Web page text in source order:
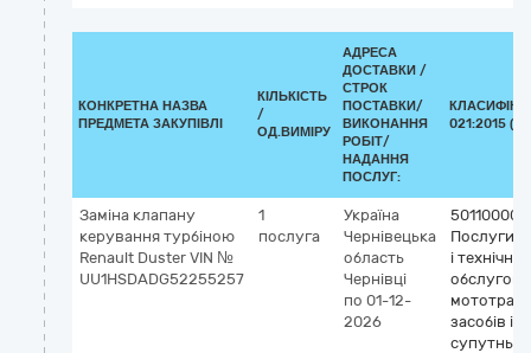
КОНКРЕТНА НАЗВА
ПРЕДМЕТА ЗАКУПІВЛІ
КІЛЬКІСТЬ
/
ОД.ВИМІРУ
АДРЕСА
ДОСТАВКИ /
СТРОК
ПОСТАВКИ/
ВИКОНАННЯ
РОБІТ/
НАДАННЯ
ПОСЛУГ:
021:2015
Заміна клапану
керування турбіною
Renault Duster VIN №
UU1HSDADG52255257
1
послуга
Україна
Чернівецька
область
Чернівці
по 01-12-
2026
50110000-
Послуги
і
засобів і